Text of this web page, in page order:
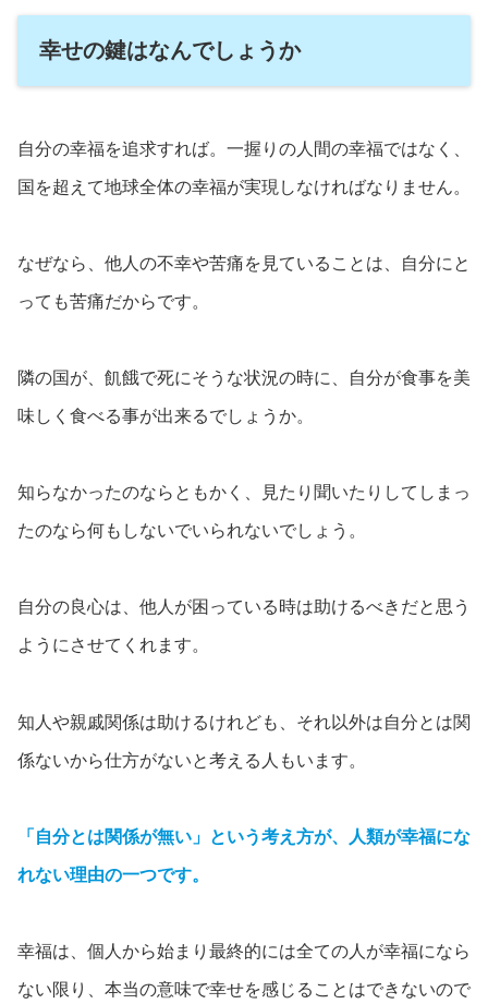
幸せの鍵はなんでしょうか
自分の幸福を追求すれば。一握りの人間の幸福ではなく、
国を超えて地球全体の幸福が実現しなければなりません。
なぜなら、他人の不幸や苦痛を見ていることは、自分にと
っても苦痛だからです。
隣の国が、飢餓で死にそうな状況の時に、自分が食事を美
味しく食べる事が出来るでしょうか。
知らなかったのならともかく、見たり聞いたりしてしまっ
たのなら何もしないでいられないでしょう。
自分の良心は、他人が困っている時は助けるべきだと思う
ようにさせてくれます。
知人や親戚関係は助けるけれども、それ以外は自分とは関
係ないから仕方がないと考える人もいます。
「自分とは関係が無い」という考え方が、人類が幸福にな
れない理由の一つです。
幸福は、個人から始まり最終的には全ての人が幸福になら
ない限り、本当の意味で幸せを感じることはできないので